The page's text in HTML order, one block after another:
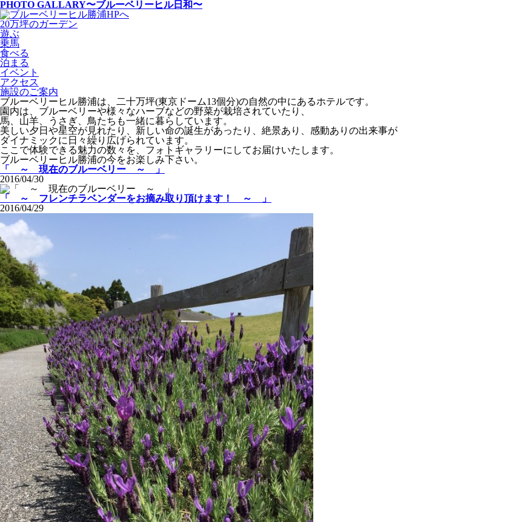
PHOTO GALLARY〜ブルーベリーヒル日和〜
20万坪のガーデン
遊ぶ
乗馬
食べる
泊まる
イベント
アクセス
施設のご案内
ブルーベリーヒル勝浦は、二十万坪(東京ドーム13個分)の自然の中にあるホテルです。
園内は、ブルーベリーや様々なハーブなどの野菜が栽培されていたり、
馬、山羊、うさぎ、鳥たちも一緒に暮らしています。
美しい夕日や星空が見れたり、新しい命の誕生があったり、絶景あり、感動ありの出来事が
ダイナミックに日々繰り広げられています。
ここで体験できる魅力の数々を、フォトギャラリーにしてお届けいたします。
ブルーベリーヒル勝浦の今をお楽しみ下さい。
「 ～ 現在のブルーベリー ～ 」
2016/04/30
「 ～ フレンチラベンダーをお摘み取り頂けます！ ～ 」
2016/04/29